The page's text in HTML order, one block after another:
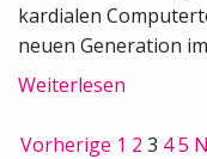
kardialen
neuen Generation
Weiterlesen
Vorherige 1 2 3 45